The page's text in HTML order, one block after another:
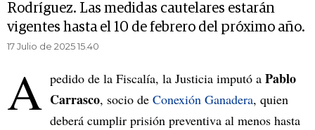
Rodríguez. Las medidas cautelares estarán
vigentes hasta el 10 de febrero del próximo año.
17 Julio de 2025 15.40
A pedido de la Fiscalía, la Justicia imputó a Pablo
Carrasco, socio de Conexión Ganadera, quien
deberá cumplir prisión preventiva al menos hasta